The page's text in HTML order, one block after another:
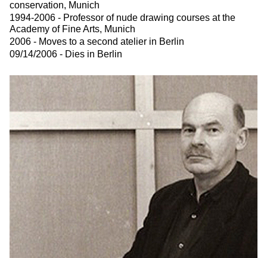
conservation, Munich
1994-2006 - Professor of nude drawing courses at the
Academy of Fine Arts, Munich
2006 - Moves to a second atelier in Berlin
09/14/2006 - Dies in Berlin